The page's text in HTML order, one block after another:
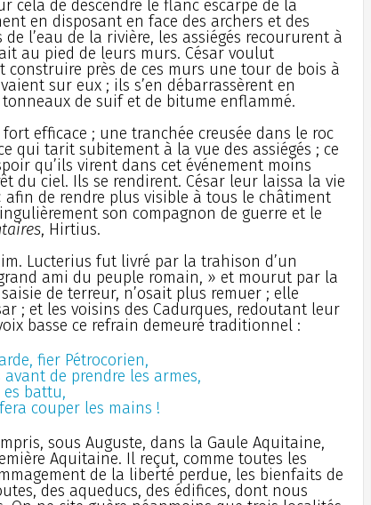
cela de descendre le flanc escarpé de la
en disposant en face des archers et des
l’eau de la rivière, les assiégés recoururent à
au pied de leurs murs. César voulut
construire près de ces murs une tour de bois à
sur eux ; ils s’en débarrassèrent en
de suif et de bitume enflammé.
efficace ; une tranchée creusée dans le roc
qui tarit subitement à la vue des assiégés ; ce
qu’ils virent dans cet événement moins
du ciel. Ils se rendirent. César leur laissa la vie
de rendre plus visible à tous le châtiment
son compagnon de guerre et le
, Hirtius.
Lucterius fut livré par la trahison d’un
ami du peuple romain, » et mourut par la
de terreur, n’osait plus remuer ; elle
; et les voisins des Cadurques, redoutant leur
basse ce refrain demeuré traditionnel :
fier Pétrocorien,
avant de prendre les armes,
es battu,
couper les mains !
sous Auguste, dans la Gaule Aquitaine,
Aquitaine. Il reçut, comme toutes les
de la liberté perdue, les bienfaits de
des aqueducs, des édifices, dont nous